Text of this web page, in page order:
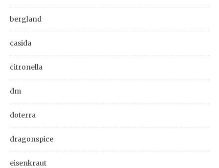
bergland
casida
citronella
dm
doterra
dragonspice
eisenkraut